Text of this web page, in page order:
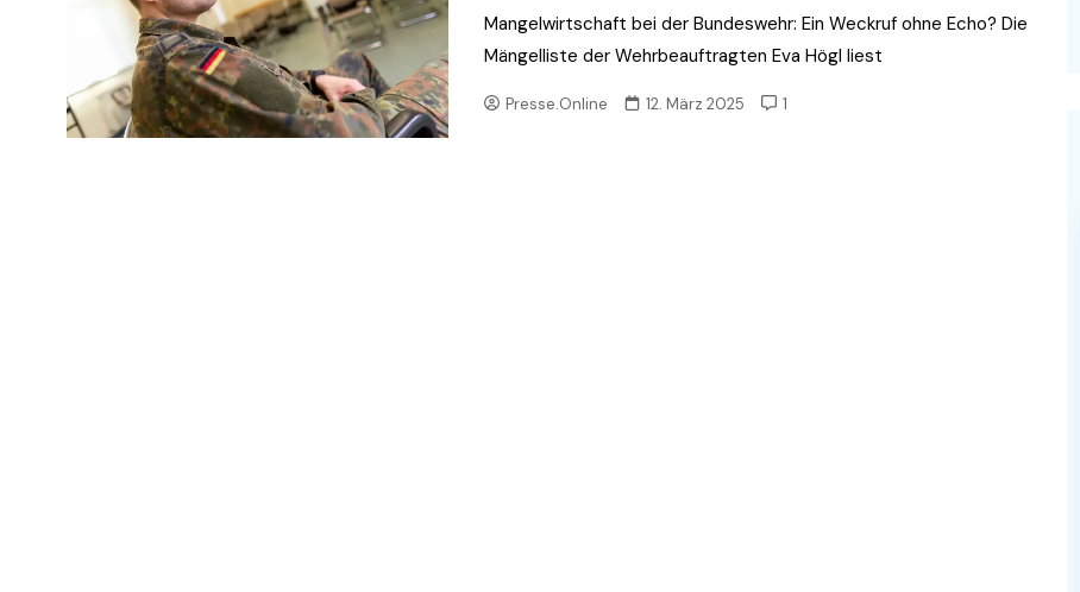
Mangelwirtschaft bei der Bundeswehr: Ein Weckruf ohne Echo? Die
Mängelliste der Wehrbeauftragten Eva Högl liest
Presse.Online 12. März 2025 1